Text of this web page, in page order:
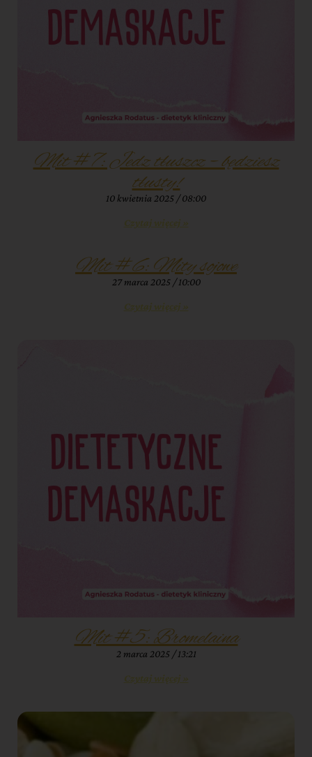
Mit #7: Jedz tłuszcz – będziesz
tłusty!
10 kwietnia 2025 08:00
Czytaj więcej »
Mit #6: Mity sojowe
27 marca 2025 10:00
Czytaj więcej »
Mit #5: Bromelaina
2 marca 2025 13:21
Czytaj więcej »